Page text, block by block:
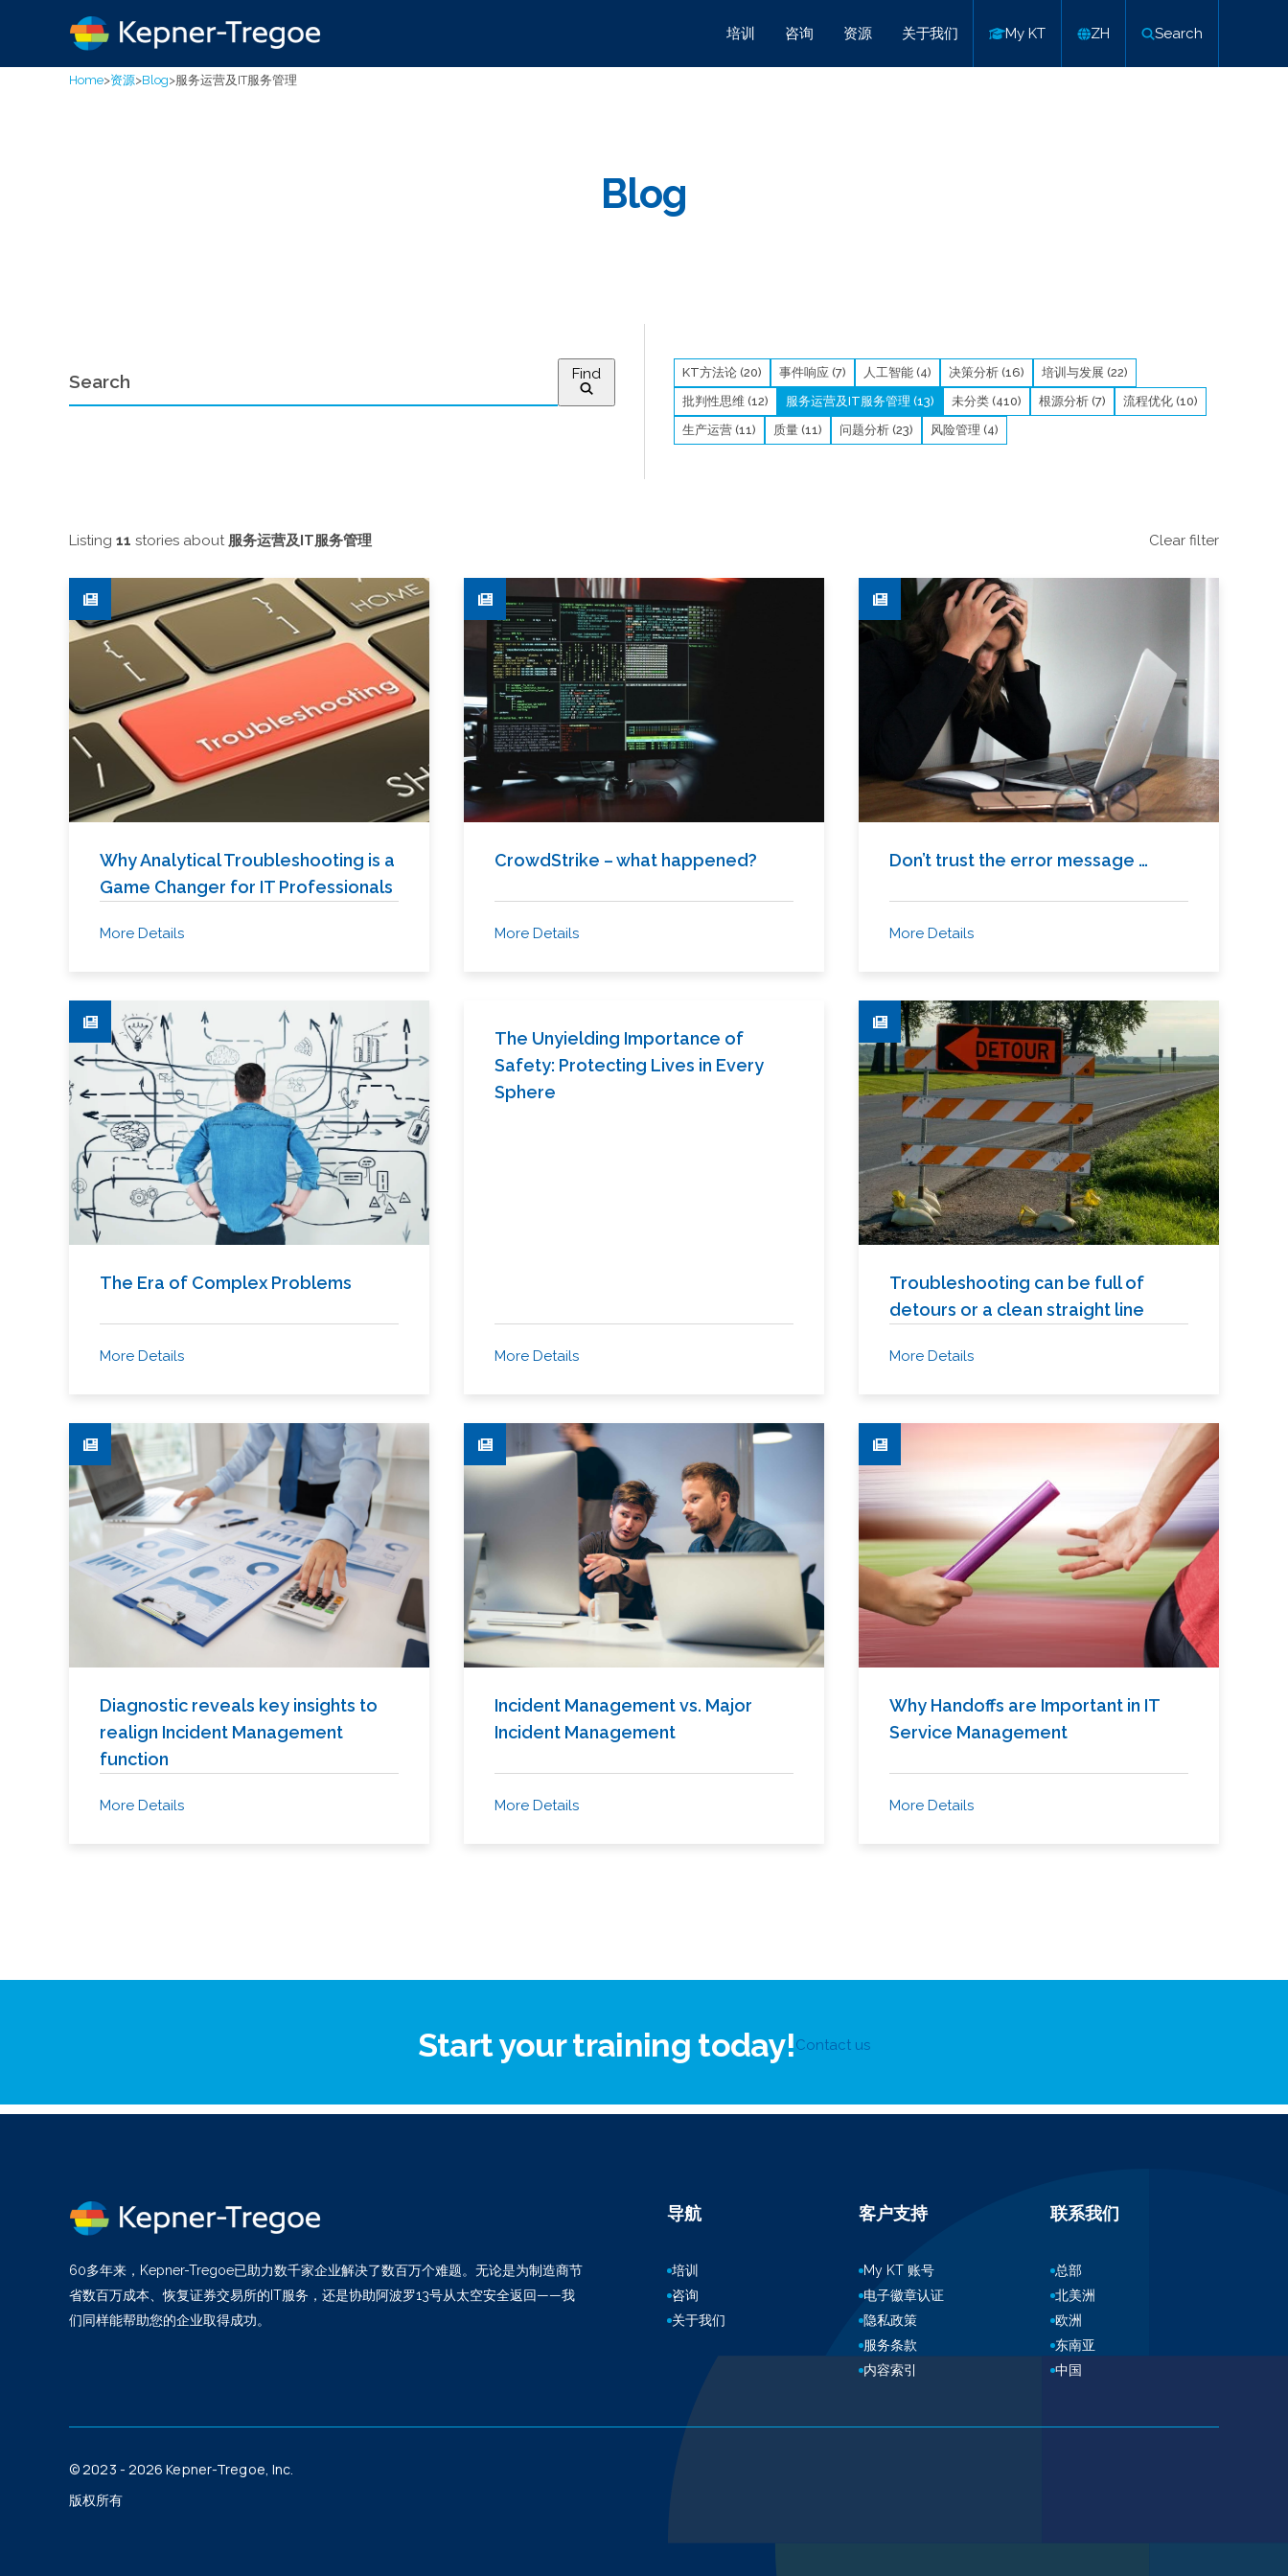
培训 咨询 资源 关于我们 My KT ZH Search
Home>资源>Blog>服务运营及IT服务管理
Blog
Find KT方法论 (20) 事件响应 (7) 人工智能 (4) 决策分析 (16)
培训与发展 (22)
批判性思维 (12)
服务运营及IT服务管理 (13) 未分类 (410) 根源分析 (7)
流程优化 (10)
生产运营 (11)
质量 (11) 问题分析 (23) 风险管理 (4)
Listing 11 stories about 服务运营及IT服务管理 Clear filter
Why Analytical Troubleshooting is a
Game Changer for IT Professionals
More Details
CrowdStrike – what happened?
More Details
Don’t trust the error message …
More Details
The Era of Complex Problems
More Details
The Unyielding Importance of
Safety: Protecting Lives in Every
Sphere
More Details
Troubleshooting can be full of
detours or a clean straight line
More Details
Diagnostic reveals key insights to
realign Incident Management
function
More Details
Incident Management vs. Major
Incident Management
More Details
Why Handoffs are Important in IT
Service Management
More Details
Start your training today!Contact us
60多年来，Kepner-Tregoe已助力数千家企业解决了数百万个难题。无论是为制造商节
省数百万成本、恢复证券交易所的IT服务，还是协助阿波罗13号从太空安全返回——我
们同样能帮助您的企业取得成功。
导航
培训
咨询
关于我们
客户支持
My KT 账号
电子徽章认证
隐私政策
服务条款
内容索引
联系我们
总部
北美洲
欧洲
东南亚
中国
© 2023 - 2026 Kepner-Tregoe, Inc.
版权所有